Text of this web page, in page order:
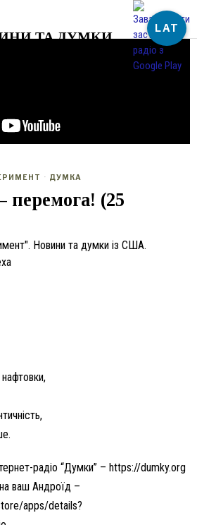
ТА ДУМКИ
· ДУМКА
перемога! (25
Новини та думки із США.
радіо “Думки” – https://dumky.org
ваш Андроїд –
apps/details?
LAT